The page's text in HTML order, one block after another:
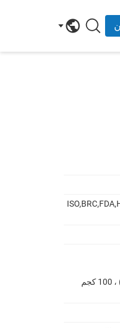
50 كجم ((لا طباعة)) ، 100 كجم